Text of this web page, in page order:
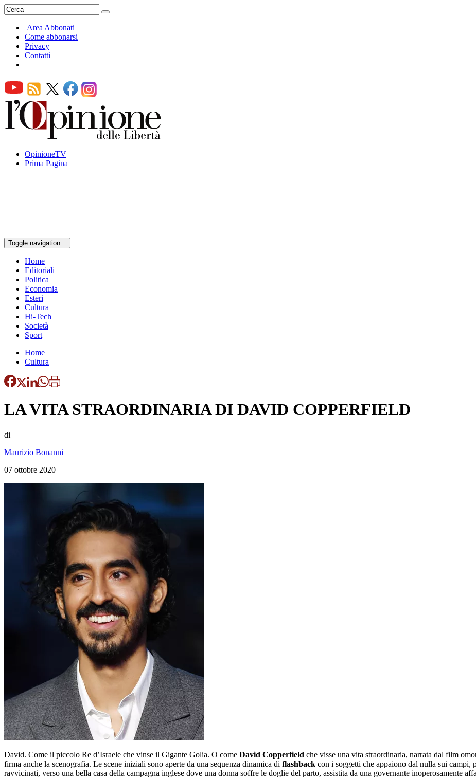
Area Abbonati
Come abbonarsi
Privacy
Contatti
OpinioneTV
Prima Pagina
Toggle navigation
Home
Editoriali
Politica
Economia
Esteri
Cultura
Hi-Tech
Società
Sport
Home
Cultura
LA VITA STRAORDINARIA DI DAVID COPPERFIELD
di
Maurizio Bonanni
07 ottobre 2020
David. Come il piccolo Re d’Israele che vinse il Gigante Golia. O come David Copperfield che visse una vita straordinaria, narrata dal film
firma anche la scenografia. Le scene iniziali sono aperte da una sequenza dinamica di flashback con i soggetti che appaiono dal nulla sui
ravvicinati, verso una bella casa della campagna inglese dove una donna soffre le doglie del parto, assistita da una governante inoperosamente